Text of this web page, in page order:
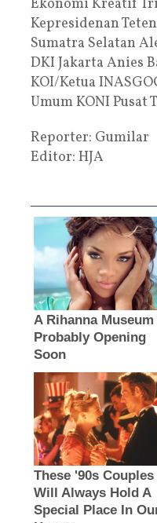
Ekonomi Kreatif
Kepresidenan
Sumatra Selatan
DKI Jakarta Anies
KOI/Ketua
Umum KONI Pusat
Reporter: Gumilar
Editor: HJA